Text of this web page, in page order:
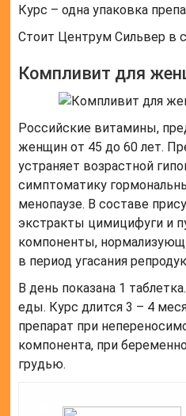
Курс – одна упаковка
Стоит Центрум Сильвер в
Компливит для
Российские витамины,
женщин от 45 до 60 лет.
устраняет возрастной
симптоматику
менопаузе. В составе
экстракты цимицифуги и
компоненты,
в период угасания
В день показана 1
еды. Курс длится 3 – 4
препарат при
компонента, при
грудью.